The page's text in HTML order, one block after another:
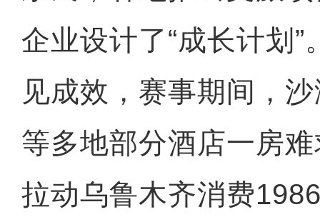
企业设计了“成长计划
见成效，赛事期间，
等多地部分酒店一房
拉动乌鲁木齐消费